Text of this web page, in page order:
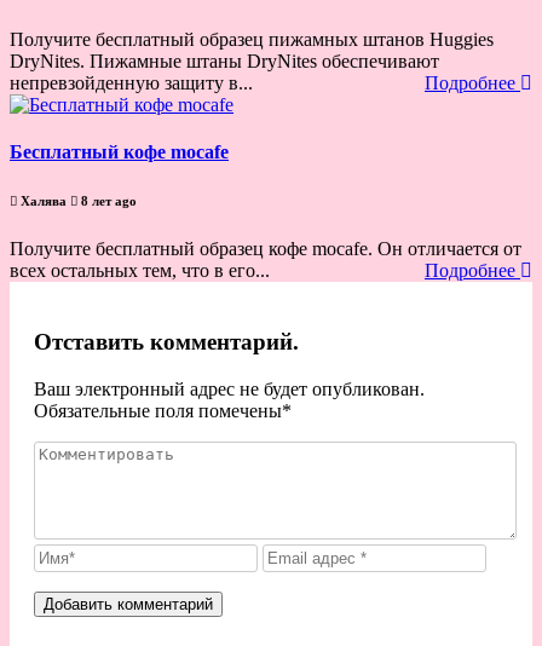
Получите бесплатный образец пижамных штанов Huggies
DryNites. Пижамные штаны DryNites обеспечивают
непревзойденную защиту в...
Подробнее
Бесплатный кофе mocafe
Халява 8 лет ago
Получите бесплатный образец кофе mocafe. Он отличается от
всех остальных тем, что в его...
Подробнее
Отставить комментарий.
Ваш электронный адрес не будет опубликован.
Обязательные поля помечены*